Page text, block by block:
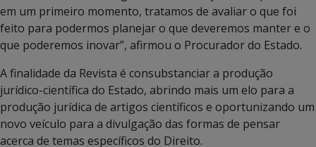
em um primeiro momento, tratamos de avaliar o que foi
feito para podermos planejar o que deveremos manter e o
que poderemos inovar”, afirmou o Procurador do Estado.
A finalidade da Revista é consubstanciar a produção
jurídico-científica do Estado, abrindo mais um elo para a
produção jurídica de artigos científicos e oportunizando um
novo veículo para a divulgação das formas de pensar
acerca de temas específicos do Direito.